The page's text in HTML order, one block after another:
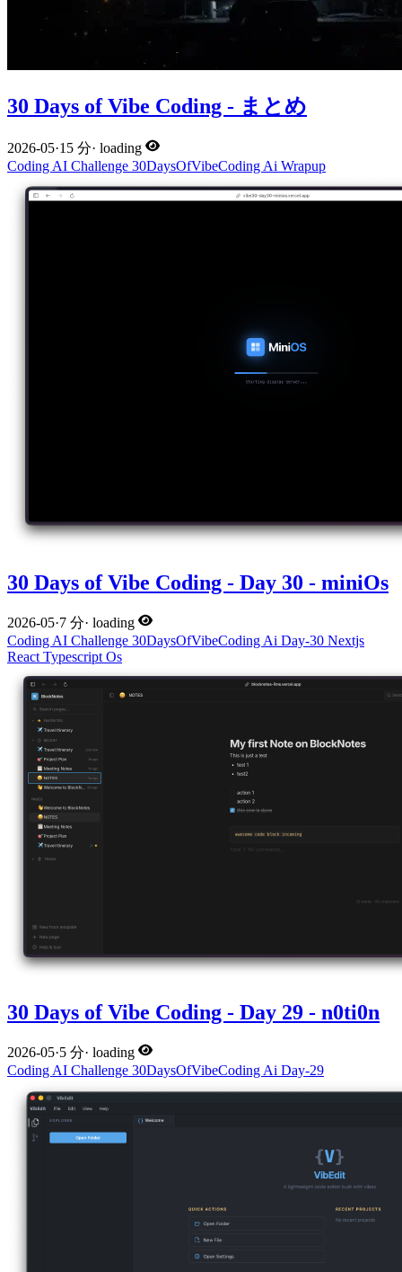
30 Days of Vibe Coding - まとめ
2026-05·15 分· loading
Coding AI Challenge 30DaysOfVibeCoding Ai Wrapup
30 Days of Vibe Coding - Day 30 - miniOs
2026-05·7 分· loading
Coding AI Challenge 30DaysOfVibeCoding Ai Day-30 Nextjs
React Typescript Os
30 Days of Vibe Coding - Day 29 - n0ti0n
2026-05·5 分· loading
Coding AI Challenge 30DaysOfVibeCoding Ai Day-29